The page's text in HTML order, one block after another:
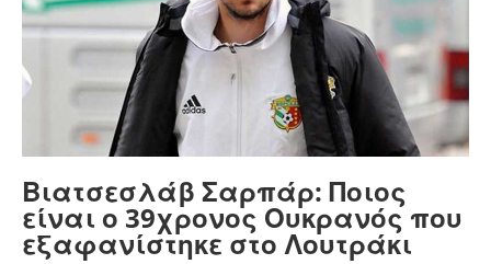
Βιατσεσλάβ Σαρπάρ: Ποιος
είναι ο 39χρονος Ουκρανός που
εξαφανίστηκε στο Λουτράκι